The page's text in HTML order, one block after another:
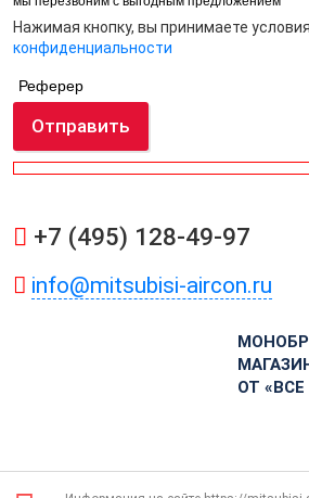
Нажимая кнопку, вы принимаете условия
конфиденциальности
Реферер
Отправить
+7 (495) 128-49-97
info@mitsubisi-aircon.ru
ОТ